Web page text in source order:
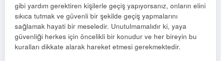
gibi yardım gerektiren kişilerle geçiş yapıyorsanız, onların elini
sıkıca tutmak ve güvenli bir şekilde geçiş yapmalarını
sağlamak hayati bir meseledir. Unutulmamalıdır ki, yaya
güvenliği herkes için öncelikli bir konudur ve her bireyin bu
kuralları dikkate alarak hareket etmesi gerekmektedir.